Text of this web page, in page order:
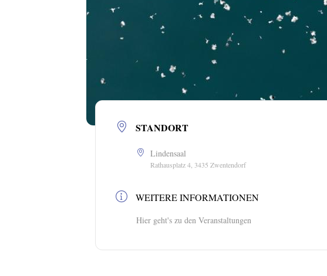
STANDORT
Lindensaal
Rathausplatz 4, 3435 Zwentendorf
WEITERE INFORMATIONEN
Hier geht's zu den Veranstaltungen